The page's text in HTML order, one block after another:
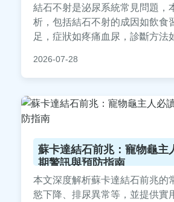
結石不射是泌尿系統常見問題，
析，包括結石不射的成因如飲食
足，症狀如疼痛血尿，診斷方法
水飲食調整，還有常見問答和個
助你解決結石不射的所有疑惑。
2026-07-28
蘇卡達結石前兆：寵物龜主
期警訊與預防指南
本文深度解析蘇卡達結石前兆的
慾下降、排尿異常等，並提供實